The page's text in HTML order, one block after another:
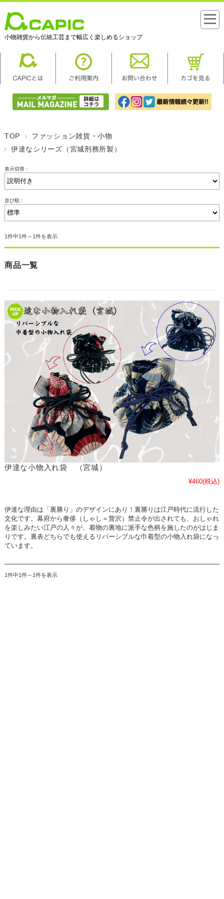
小物雑貨から伝統工芸まで幅広く楽しめるショップ
TOP
ファッション雑貨・小物
伊達なシリーズ（宮城刑務所製）
表示切替：
並び順：
1件中1件～1件を表示
商品一覧
伊達な小物入れ袋 （宮城）
¥460(税込)
伊達な理由は「裏勝り」のデザインにあり！裏勝りは江戸時代に流行した
文化です。幕府から奢侈（しゃし＝贅沢）禁止令が出されても、おしゃれ
を楽しみたい江戸の人々が、着物の裏地に派手な色柄を施したのがはじま
りです。裏表どちらでも使えるリバーシブルな巾着型の小物入れ袋になっ
ています。
1件中1件～1件を表示